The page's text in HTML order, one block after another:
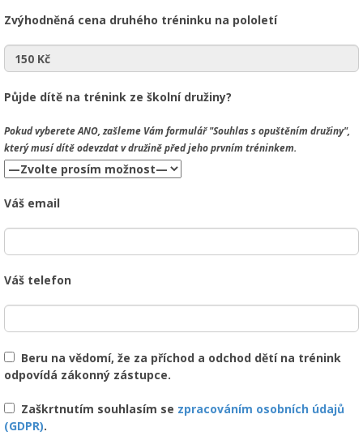
Zvýhodněná cena druhého tréninku na pololetí
Půjde dítě na trénink ze školní družiny?
Pokud vybereteANO , zašleme Vám formulář "Souhlas s opuštěním družiny",
který musí dítě odevzdat v družině před jeho prvním tréninkem.
Váš email
Váš telefon
Beru na vědomí, že za příchod a odchod dětí na trénink
odpovídá zákonný zástupce.
Zaškrtnutím souhlasím se zpracováním osobních údajů
(GDPR).